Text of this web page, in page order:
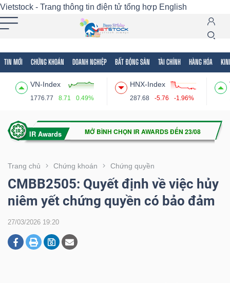
Vietstock - Trang thông tin điện tử tổng hợp English
TIN MỚI CHỨNG KHOÁN DOANH NGHIỆP BẤT ĐỘNG SẢN TÀI CHÍNH HÀNG HÓA
VN-Index
1776.77 8.71 0.49%
HNX-Index
287.68 -5.76 -1.96%
Trang chủ Chứng khoán Chứng quyền
CMBB2505: Quyết định về việc hủy
niêm yết chứng quyền có bảo đảm
27/03/2026 19:20
Tất cả Tính năng Ngành Mã chứng khoán
Tính
(-)
VIETSTOCK
CHỨNG